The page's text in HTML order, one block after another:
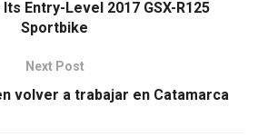
Entry-Level 2017 GSX-R125
Sportbike
Next Post
volver a trabajar en Catamarca